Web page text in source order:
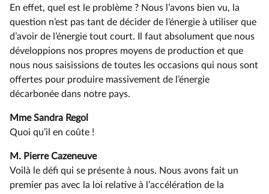
En effet, quel est le problème ? Nous l’avons bien vu, la
question n’est pas tant de décider de l’énergie à utiliser que
d’avoir de l’énergie tout court. Il faut absolument que nous
développions nos propres moyens de production et que
nous nous saisissions de toutes les occasions qui nous sont
offertes pour produire massivement de l’énergie
décarbonée dans notre pays.
Mme Sandra Regol
Quoi qu’il en coûte !
M. Pierre Cazeneuve
Voilà le défi qui se présente à nous. Nous avons fait un
premier pas avec la loi relative à l’accélération de la